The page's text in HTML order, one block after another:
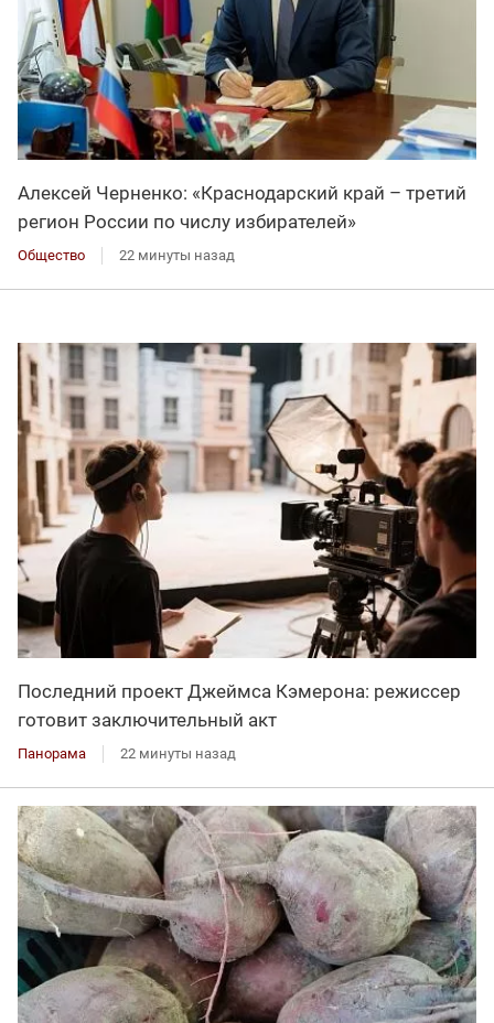
Алексей Черненко: «Краснодарский край – третий
регион России по числу избирателей»
Общество 22 минуты назад
Последний проект Джеймса Кэмерона: режиссер
готовит заключительный акт
Панорама 22 минуты назад